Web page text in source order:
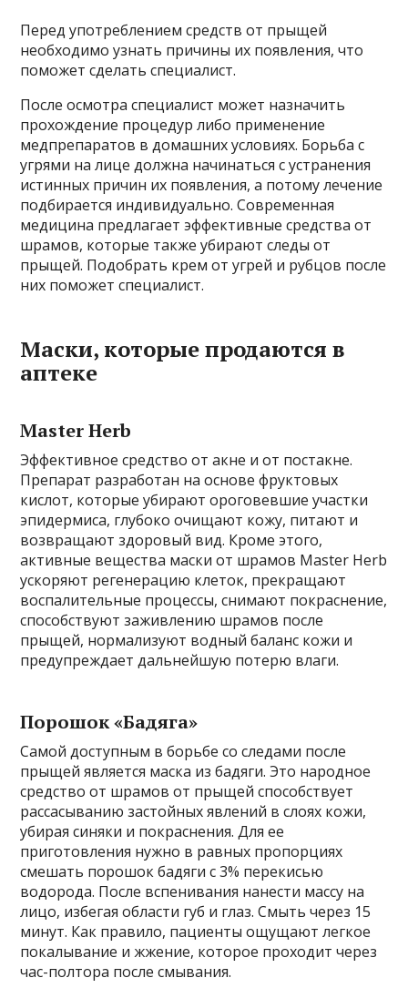
Перед употреблением средств от прыщей
необходимо узнать причины их появления, что
поможет сделать специалист.
После осмотра специалист может назначить
прохождение процедур либо применение
медпрепаратов в домашних условиях. Борьба с
угрями на лице должна начинаться с устранения
истинных причин их появления, а потому лечение
подбирается индивидуально. Современная
медицина предлагает эффективные средства от
шрамов, которые также убирают следы от
прыщей. Подобрать крем от угрей и рубцов после
них поможет специалист.
Маски, которые продаются в
аптеке
Master Herb
Эффективное средство от акне и от постакне.
Препарат разработан на основе фруктовых
кислот, которые убирают ороговевшие участки
эпидермиса, глубоко очищают кожу, питают и
возвращают здоровый вид. Кроме этого,
активные вещества маски от шрамов Master Herb
ускоряют регенерацию клеток, прекращают
воспалительные процессы, снимают покраснение,
способствуют заживлению шрамов после
прыщей, нормализуют водный баланс кожи и
предупреждает дальнейшую потерю влаги.
Порошок «Бадяга»
Самой доступным в борьбе со следами после
прыщей является маска из бадяги. Это народное
средство от шрамов от прыщей способствует
рассасыванию застойных явлений в слоях кожи,
убирая синяки и покраснения. Для ее
приготовления нужно в равных пропорциях
смешать порошок бадяги с 3% перекисью
водорода. После вспенивания нанести массу на
лицо, избегая области губ и глаз. Смыть через 15
минут. Как правило, пациенты ощущают легкое
покалывание и жжение, которое проходит через
час-полтора после смывания.